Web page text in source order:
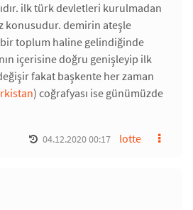
ilk türk devletleri kurulmadan
konusudur. demirin ateşle
bir toplum haline gelindiğinde
içerisine doğru genişleyip ilk
fakat başkente her zaman
) coğrafyası ise günümüzde
lotte
04.12.2020 00:17